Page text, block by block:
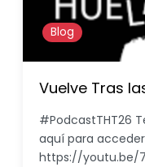
Blog
Vuelve Tras
#PodcastTHT26
aquí para
https://youtu.be/